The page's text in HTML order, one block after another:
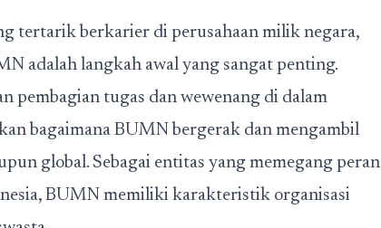
tertarik berkarier di perusahaan milik negara,
adalah langkah awal yang sangat penting.
pembagian tugas dan wewenang di dalam
bagaimana BUMN bergerak dan mengambil
global. Sebagai entitas yang memegang peran
BUMN memiliki karakteristik organisasi